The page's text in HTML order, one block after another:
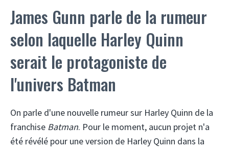
James Gunn parle de la rumeur
selon laquelle Harley Quinn
serait le protagoniste de
l'univers Batman
On parle d'une nouvelle rumeur sur Harley Quinn de la
franchise Batman. Pour le moment, aucun projet n'a
été révélé pour une version de Harley Quinn dans la